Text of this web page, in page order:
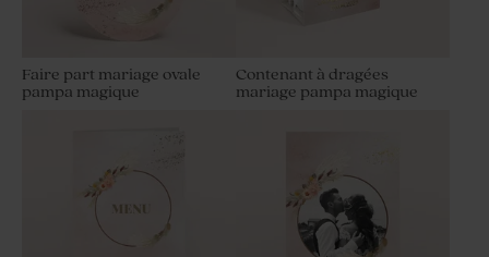
Faire part mariage ovale
pampa magique
Contenant à dragées
mariage pampa magique